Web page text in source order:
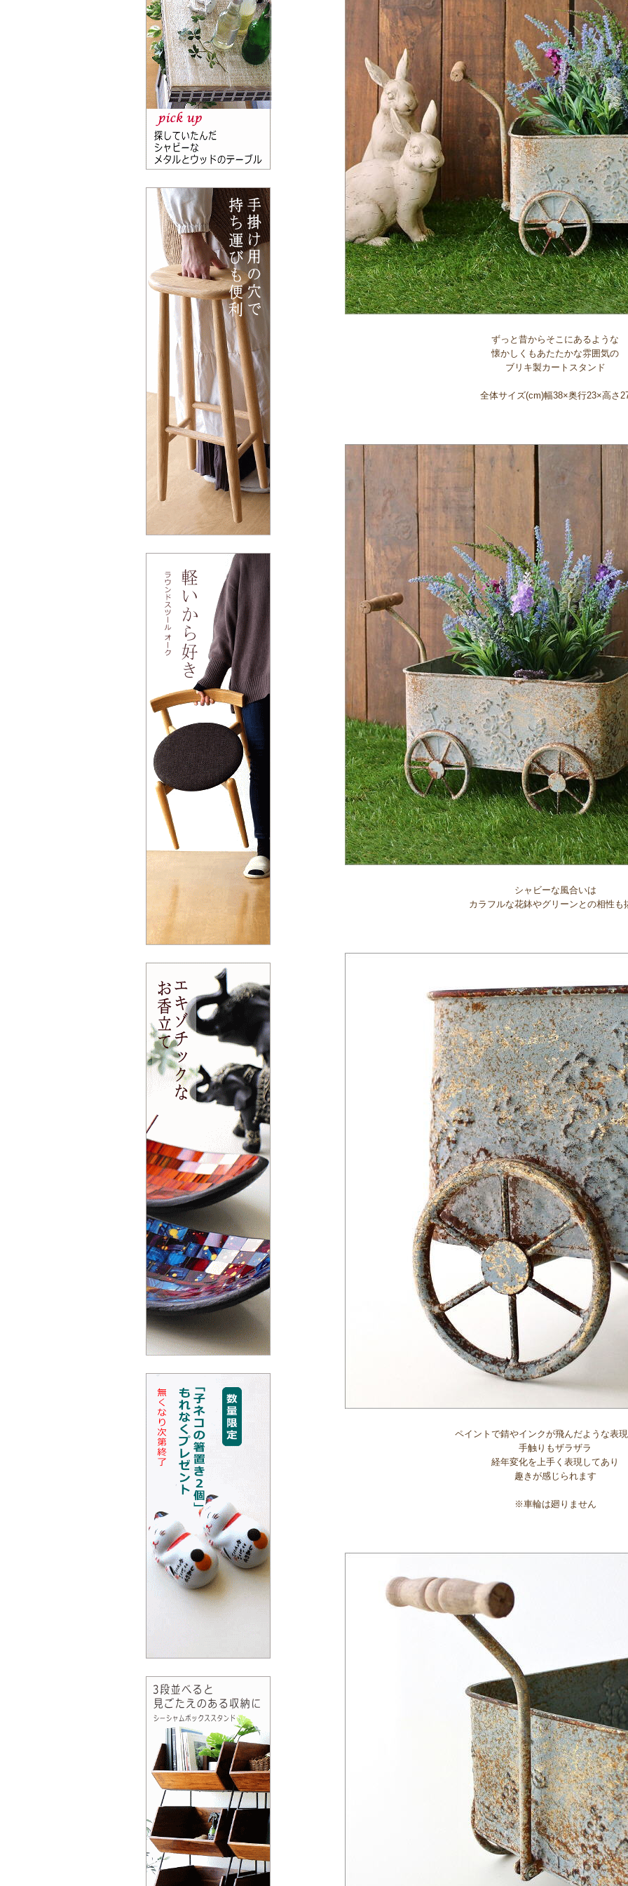
ずっと昔からそこにあるような
懐かしくもあたたかな雰囲気の
ブリキ製カートスタンド
全体サイズ(cm)幅38×奥行23×高さ
シャビーな風合いは
カラフルな花鉢やグリーンとの相性も
ペイントで錆やインクが飛んだような表
手触りもザラザラ
経年変化を上手く表現してあり
趣きが感じられます
※車輪は廻りません